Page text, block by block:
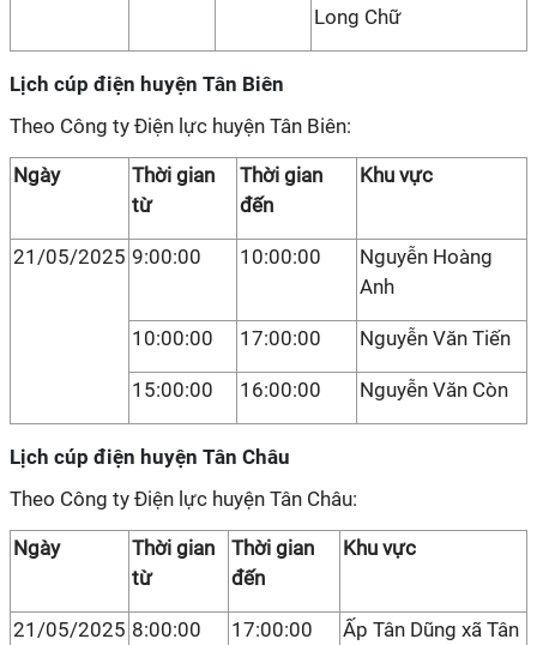
Long Chữ
Lịch cúp điện huyện Tân Biên
Theo Công ty Điện lực huyện Tân Biên:
Ngày
Thời gian
từ
Thời gian
đến
Khu vực
21/05/2025 9:00:00 10:00:00
Nguyễn Hoàng
Anh
10:00:00 17:00:00 Nguyễn Văn Tiến
15:00:00 16:00:00 Nguyễn Văn Còn
Lịch cúp điện huyện Tân Châu
Theo Công ty Điện lực huyện Tân Châu:
Ngày
Thời gian
từ
Thời gian
đến
Khu vực
21/05/2025 8:00:00 17:00:00
Ấp Tân Dũng xã Tân